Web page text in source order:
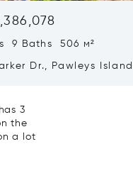
9 Baths 506 м²
Dr., Pawleys Island,
3
the
a lot